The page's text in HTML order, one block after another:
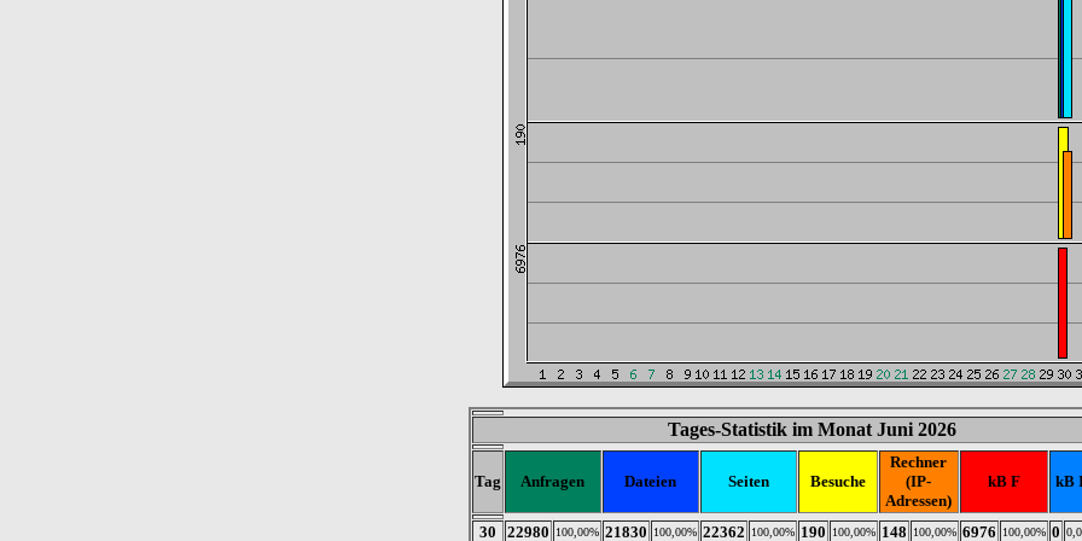
Tages-Statistik im Monat Juni 2026
Tag Anfragen Dateien Seiten Besuche
Rechner
(IP-
Adressen)
kB F kB
30 22980 100,00% 21830 100,00% 22362 100,00% 190 100,00% 148 100,00% 6976 100,00% 0